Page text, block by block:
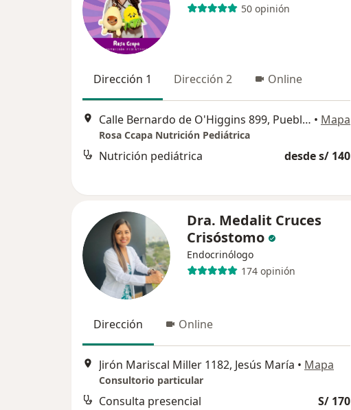
50 opinión
Dirección 1 Dirección 2 Online
Calle Bernardo de O'Higgins 899, Pueblo Libre • Mapa
Rosa Ccapa Nutrición Pediátrica
Nutrición pediátrica desde s/ 140
Dra. Medalit Cruces
Crisóstomo
Endocrinólogo
174 opinión
Dirección Online
Jirón Mariscal Miller 1182, Jesús María • Mapa
Consultorio particular
Consulta presencial S/ 170